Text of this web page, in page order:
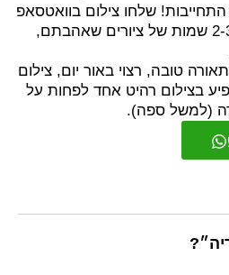
שלחו צילום בוואטסאפ
של הקיר שלכם ורשמו 2-3 שמות של ציורים שאהבתם,
טובה, רצוי באור יום, צילום
בצילום רהיט אחד לפחות על
(למשל ספה).